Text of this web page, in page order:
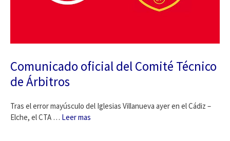
Comunicado oficial del Comité Técnico
de Árbitros
Tras el error mayúsculo del Iglesias Villanueva ayer en el Cádiz –
Elche, el CTA … Leer mas